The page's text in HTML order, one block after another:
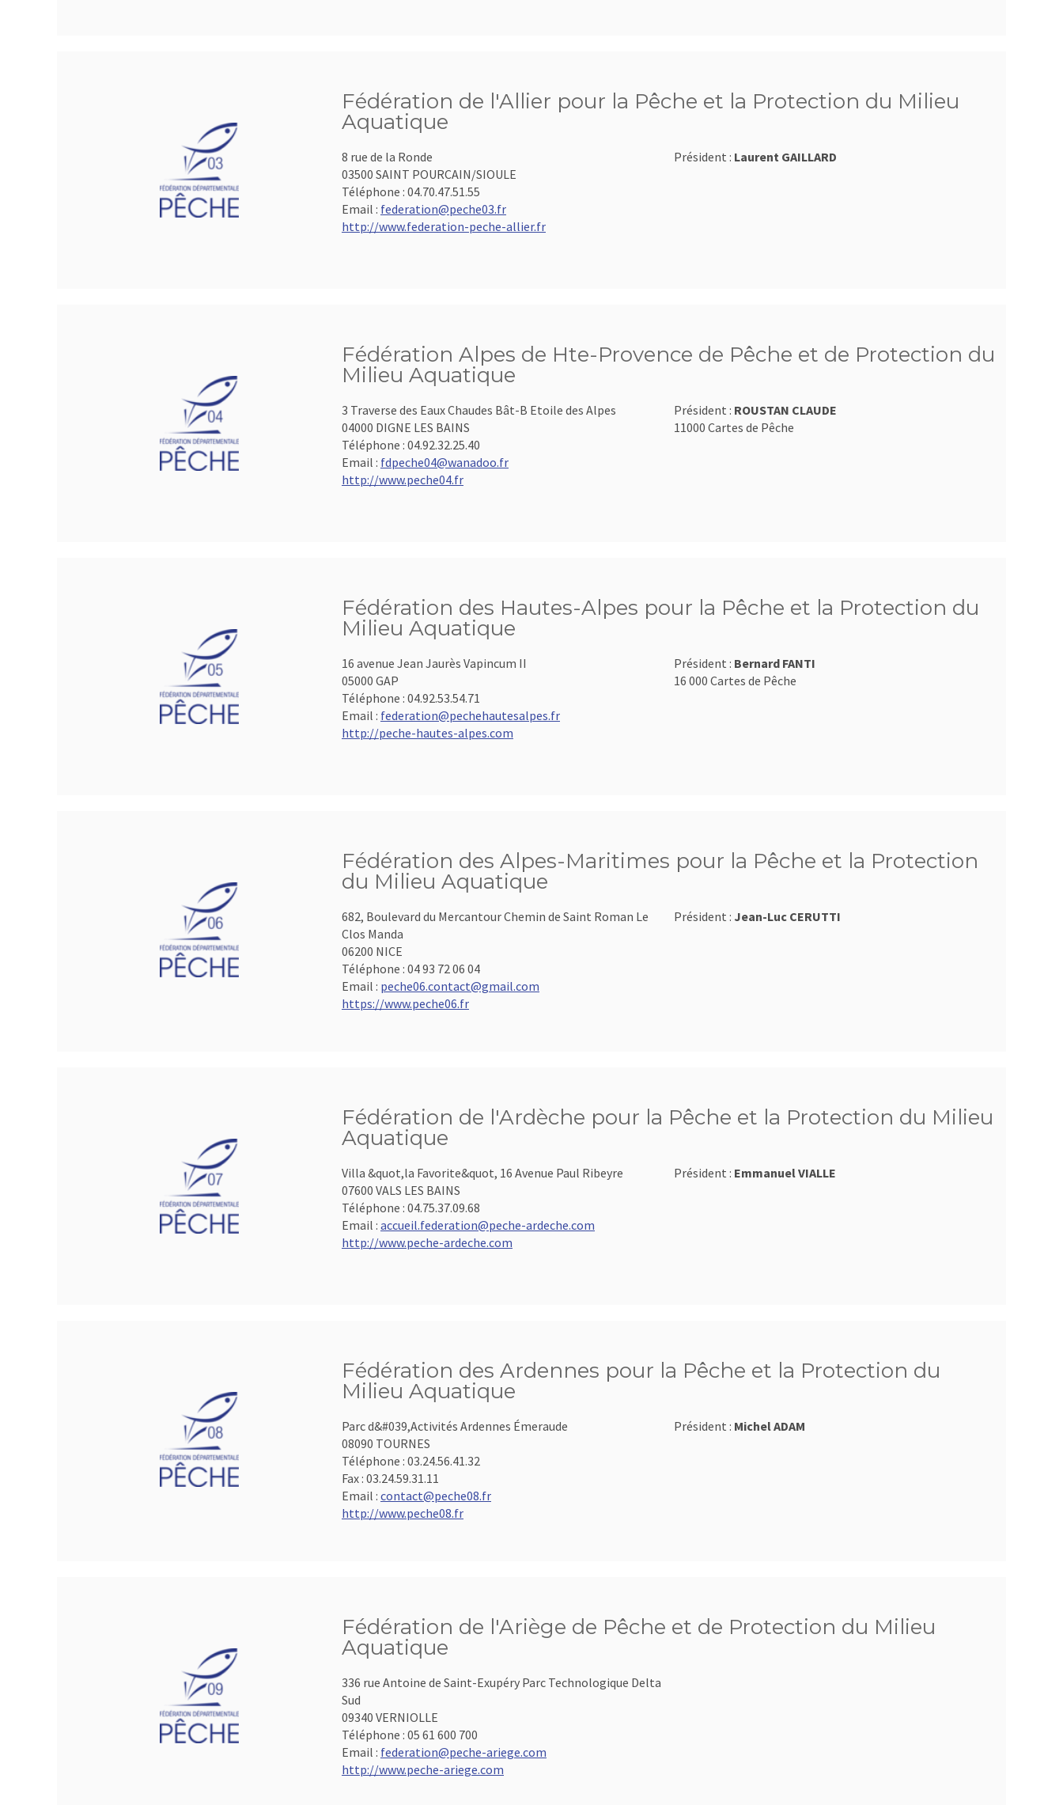
Fédération de l'Allier pour la Pêche et la Protection du Milieu
Aquatique
8 rue de la Ronde
03500 SAINT POURCAIN/SIOULE
Téléphone : 04.70.47.51.55
Email : federation@peche03.fr
http://www.federation-peche-allier.fr
Président : Laurent GAILLARD
Fédération Alpes de Hte-Provence de Pêche et de Protection du
Milieu Aquatique
3 Traverse des Eaux Chaudes Bât-B Etoile des Alpes
04000 DIGNE LES BAINS
Téléphone : 04.92.32.25.40
Email : fdpeche04@wanadoo.fr
http://www.peche04.fr
Président : ROUSTAN CLAUDE
11000 Cartes de Pêche
Fédération des Hautes-Alpes pour la Pêche et la Protection du
Milieu Aquatique
16 avenue Jean Jaurès Vapincum II
05000 GAP
Téléphone : 04.92.53.54.71
Email : federation@pechehautesalpes.fr
http://peche-hautes-alpes.com
Président : Bernard FANTI
16 000 Cartes de Pêche
Fédération des Alpes-Maritimes pour la Pêche et la Protection
du Milieu Aquatique
682, Boulevard du Mercantour Chemin de Saint Roman Le
Clos Manda
06200 NICE
Téléphone : 04 93 72 06 04
Email : peche06.contact@gmail.com
https://www.peche06.fr
Président : Jean-Luc CERUTTI
Fédération de l'Ardèche pour la Pêche et la Protection du Milieu
Aquatique
Villa &quot,la Favorite&quot, 16 Avenue Paul Ribeyre
07600 VALS LES BAINS
Téléphone : 04.75.37.09.68
Email : accueil.federation@peche-ardeche.com
http://www.peche-ardeche.com
Président : Emmanuel VIALLE
Fédération des Ardennes pour la Pêche et la Protection du
Milieu Aquatique
Parc d&#039,Activités Ardennes Émeraude
08090 TOURNES
Téléphone : 03.24.56.41.32
Fax : 03.24.59.31.11
Email : contact@peche08.fr
http://www.peche08.fr
Président : Michel ADAM
Fédération de l'Ariège de Pêche et de Protection du Milieu
Aquatique
336 rue Antoine de Saint-Exupéry Parc Technologique Delta
Sud
09340 VERNIOLLE
Téléphone : 05 61 600 700
Email : federation@peche-ariege.com
http://www.peche-ariege.com